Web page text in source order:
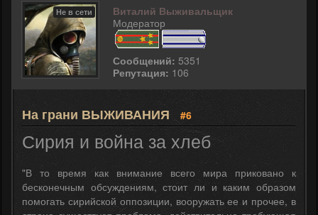
Не в сети
Виталий Выживальщик
Модератор
Сообщений: 5351
Репутация: 106
На грани ВЫЖИВАНИЯ #6
Сирия и война за хлеб
"В то время как внимание всего мира приковано к
бесконечным обсуждениям, стоит ли и каким образом
помогать сирийской оппозиции, вооружать ее и прочее, в